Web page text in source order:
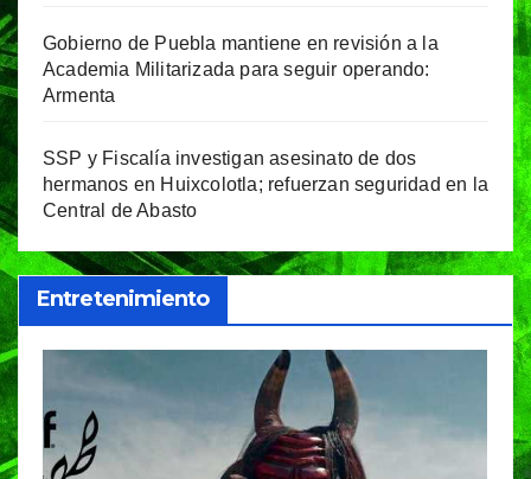
Gobierno de Puebla mantiene en revisión a la
Academia Militarizada para seguir operando:
Armenta
SSP y Fiscalía investigan asesinato de dos
hermanos en Huixcolotla; refuerzan seguridad en la
Central de Abasto
Entretenimiento